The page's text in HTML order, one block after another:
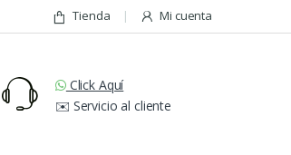
Tienda Mi cuenta
Click Aquí
✉️ Servicio al cliente